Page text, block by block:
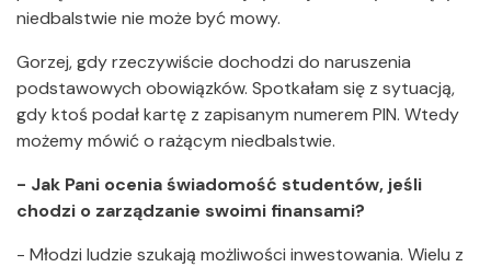
niedbalstwie nie może być mowy.
Gorzej, gdy rzeczywiście dochodzi do naruszenia
podstawowych obowiązków. Spotkałam się z sytuacją,
gdy ktoś podał kartę z zapisanym numerem PIN. Wtedy
możemy mówić o rażącym niedbalstwie.
- Jak Pani ocenia świadomość studentów, jeśli
chodzi o zarządzanie swoimi finansami?
- Młodzi ludzie szukają możliwości inwestowania. Wielu z